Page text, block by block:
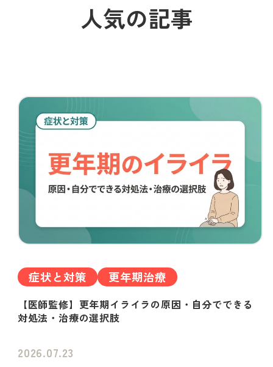
人気の記事
症状と対策 更年期治療
【医師監修】更年期イライラの原因・自分でできる
対処法・治療の選択肢
2026.07.23